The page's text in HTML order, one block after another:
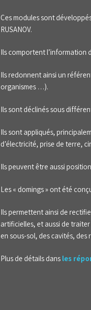
Ces modules sont
RUSANOV.
Ils comportent l’information
Ils redonnent ainsi un
organismes …).
Ils sont déclinés sous
Ils sont appliqués,
d’électricité, prise de terre,
Ils peuvent être aussi
Les « domings » ont été
Ils permettent ainsi de
artificielles, et aussi de
en sous-sol, des cavités,
Plus de détails dans les